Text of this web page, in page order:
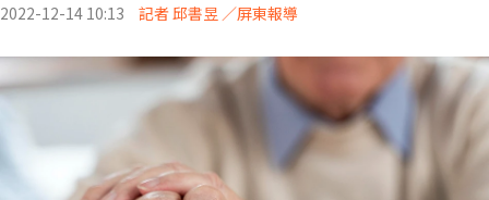
2022-12-14 10:13 記者 邱書昱 ／屏東報導